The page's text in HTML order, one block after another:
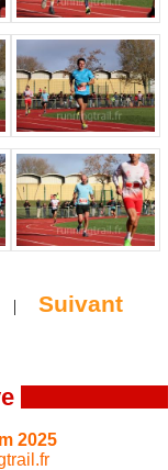
| Suivant
2025